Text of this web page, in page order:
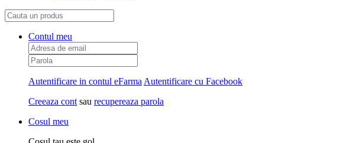
Contul meu
Autentificare in contul eFarma Autentificare cu Facebook
Creeaza cont sau recupereaza parola
Cosul meu